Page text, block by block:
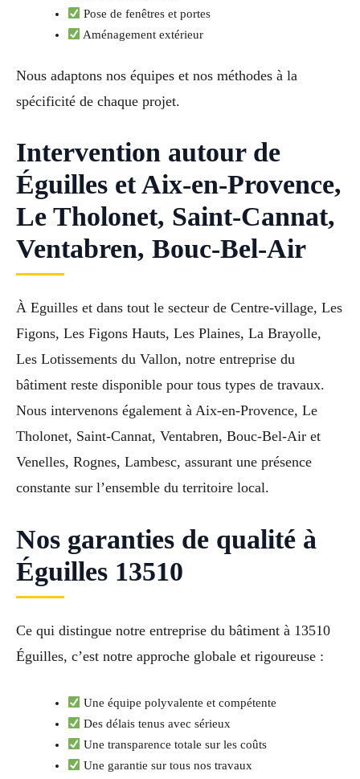
Pose de fenêtres et portes
Aménagement extérieur
Nous adaptons nos équipes et nos méthodes à la
spécificité de chaque projet.
Intervention autour de
Éguilles et Aix-en-Provence,
Le Tholonet, Saint-Cannat,
Ventabren, Bouc-Bel-Air
À Eguilles et dans tout le secteur de Centre-village, Les
Figons, Les Figons Hauts, Les Plaines, La Brayolle,
Les Lotissements du Vallon, notre entreprise du
bâtiment reste disponible pour tous types de travaux.
Nous intervenons également à Aix-en-Provence, Le
Tholonet, Saint-Cannat, Ventabren, Bouc-Bel-Air et
Venelles, Rognes, Lambesc, assurant une présence
constante sur l’ensemble du territoire local.
Nos garanties de qualité à
Éguilles 13510
Ce qui distingue notre entreprise du bâtiment à 13510
Éguilles, c’est notre approche globale et rigoureuse :
Une équipe polyvalente et compétente
Des délais tenus avec sérieux
Une transparence totale sur les coûts
Une garantie sur tous nos travaux